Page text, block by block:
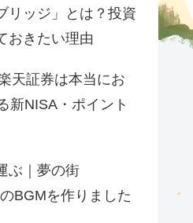
リッジ」とは？投資
おきたい理由
天証券は本当にお
新NISA・ポイント
ぶ｜夢の街
BGMを作りました